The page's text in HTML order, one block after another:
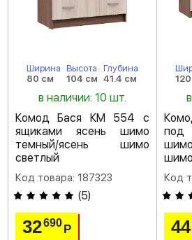
Ширина
80 см
Высота
104 см
Глубина
41.4 см
в наличии: 10 шт.
Комод Бася КМ 554 с
ящиками ясень шимо
темный/ясень шимо
светлый
Код товара: 187323
(5)
32690Р
под
Код
44